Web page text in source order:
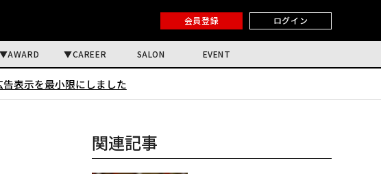
会員登録 ログイン
AWARD CAREER SALON EVENT
表示を最小限にしました
関連記事